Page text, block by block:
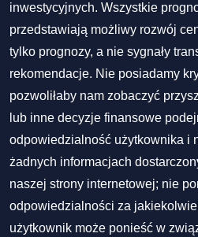
inwestycyjnych. Wszystkie
przedstawiają możliwy rozwój
tylko prognozy, a nie sygnały
rekomendacje. Nie posiadamy
pozwoliłaby nam zobaczyć
lub inne decyzje finansowe
odpowiedzialność użytkownika i
żadnych informacjach
naszej strony internetowej; nie
odpowiedzialności za
użytkownik może ponieść w